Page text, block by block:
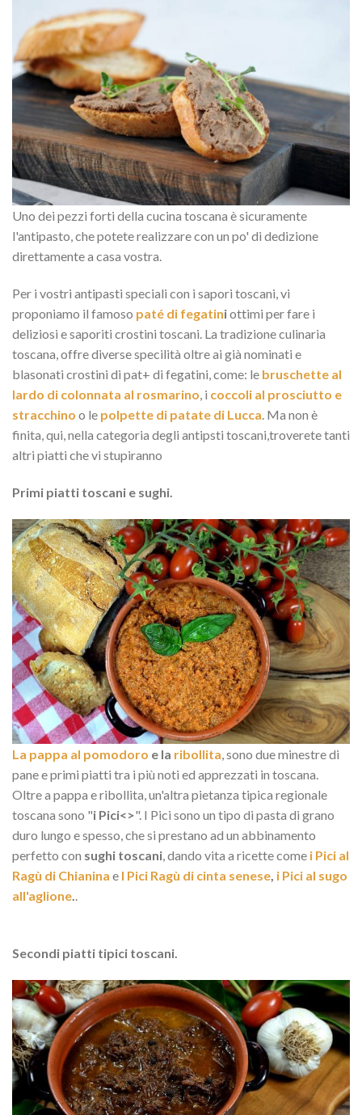
Uno dei pezzi forti della cucina toscana è sicuramente
l'antipasto, che potete realizzare con un po' di dedizione
direttamente a casa vostra.
Per i vostri antipasti speciali con i sapori toscani, vi
proponiamo il famoso paté di fegatiniottimi per fare i
deliziosi e saporiti crostini toscani. La tradizione culinaria
toscana, offre diverse specilità oltre ai già nominati e
blasonati crostini di pat+ di fegatini, come: le bruschette al
lardo di colonnata al rosmarino, i coccoli al prosciutto e
stracchino o le polpette di patate di Lucca. Ma non è
finita, qui, nella categoria degli antipsti toscani,troverete tanti
altri piatti che vi stupiranno
Primi piatti toscani e sughi.
La pappa al pomodoro e la ribollita, sono due minestre di
pane e primi piatti tra i più noti ed apprezzati in toscana.
Oltre a pappa e ribollita, un'altra pietanza tipica regionale
toscana sono "i Pici<>". I Pici sono un tipo di pasta di grano
duro lungo e spesso, che si prestano ad un abbinamento
perfetto con sughi toscani, dando vita a ricette come i Pici al
Ragù di Chianina e I Pici Ragù di cinta senese, i Pici al sugo
all'aglione..
Secondi piatti tipici toscani.